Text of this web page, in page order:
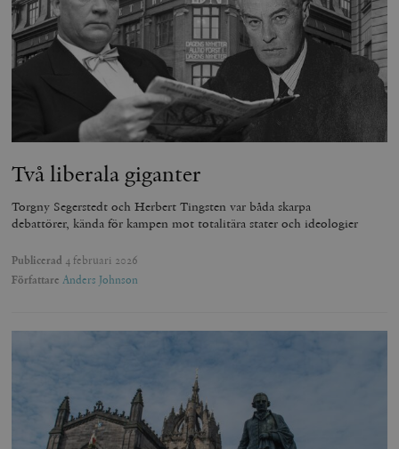
Två liberala giganter
Torgny Segerstedt och Herbert Tingsten var båda skarpa
debattörer, kända för kampen mot totalitära stater och ideologier
Publicerad 4 februari 2026
Författare Anders Johnson